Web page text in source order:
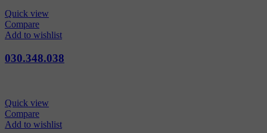
Quick view
Compare
Add to wishlist
030.348.038
Quick view
Compare
Add to wishlist